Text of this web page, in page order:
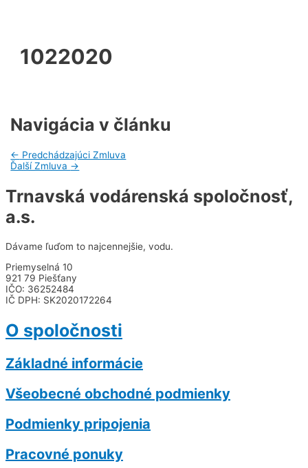
1022020
Navigácia v článku
← Predchádzajúci Zmluva
Ďalší Zmluva →
Trnavská vodárenská spoločnosť,
a.s.
Dávame ľuďom to najcennejšie, vodu.
Priemyselná 10
921 79 Piešťany
IČO: 36252484
IČ DPH: SK2020172264
O spoločnosti
Základné informácie
Všeobecné obchodné podmienky
Podmienky pripojenia
Pracovné ponuky